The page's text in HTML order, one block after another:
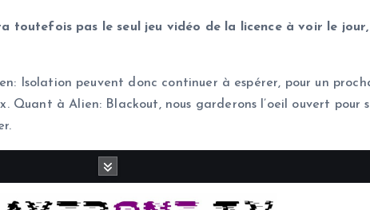
toutefois pas le seul jeu vidéo de la licence à voir le
Isolation peuvent donc continuer à espérer, pour un
Quant à Alien: Blackout, nous garderons l’oeil ouvert pour